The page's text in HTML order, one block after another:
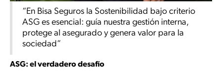
“En Bisa Seguros la Sostenibilidad bajo criterio
ASG es esencial: guía nuestra gestión interna,
protege al asegurado y genera valor para la
sociedad”
ASG: el verdadero desafío